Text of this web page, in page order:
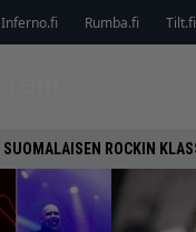
Inferno.fi Rumba.fi Tilt.fi
SUOMALAISEN ROCKIN